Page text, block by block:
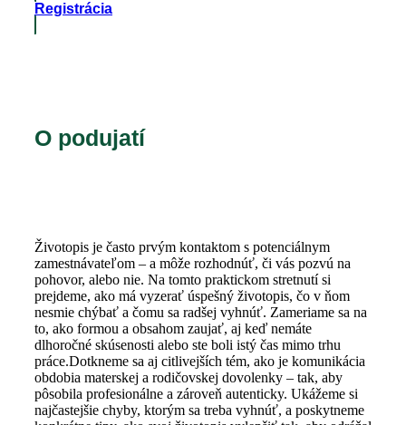
Registrácia
O podujatí
Životopis je často prvým kontaktom s potenciálnym
zamestnávateľom – a môže rozhodnúť, či vás pozvú na
pohovor, alebo nie. Na tomto praktickom stretnutí si
prejdeme, ako má vyzerať úspešný životopis, čo v ňom
nesmie chýbať a čomu sa radšej vyhnúť. Zameriame sa na
to, ako formou a obsahom zaujať, aj keď nemáte
dlhoročné skúsenosti alebo ste boli istý čas mimo trhu
práce.Dotkneme sa aj citlivejších tém, ako je komunikácia
obdobia materskej a rodičovskej dovolenky – tak, aby
pôsobila profesionálne a zároveň autenticky. Ukážeme si
najčastejšie chyby, ktorým sa treba vyhnúť, a poskytneme